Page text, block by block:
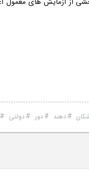
#دهند #دور #دولتی #